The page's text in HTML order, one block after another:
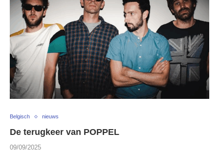
Belgisch nieuws
De terugkeer van POPPEL
09/09/2025